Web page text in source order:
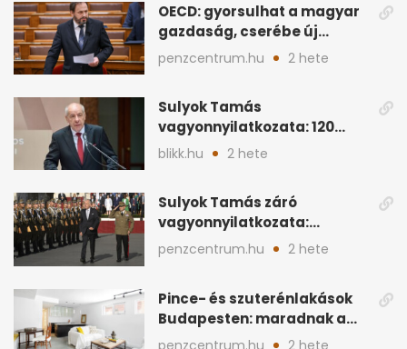
OECD: gyorsulhat a magyar
gazdaság, cserébe új
ingatlanadó is felmerül
penzcentrum.hu 2 hete
Sulyok Tamás
vagyonnyilatkozata: 120
milliós megtakarítás, 5
blikk.hu 2 hete
Sulyok Tamás záró
vagyonnyilatkozata:
ingatlanok és
megtakarítások
penzcentrum.hu 2 hete
Pince- és szuterénlakások
Budapesten: maradnak a
szigorú szabályok
penzcentrum.hu 2 hete